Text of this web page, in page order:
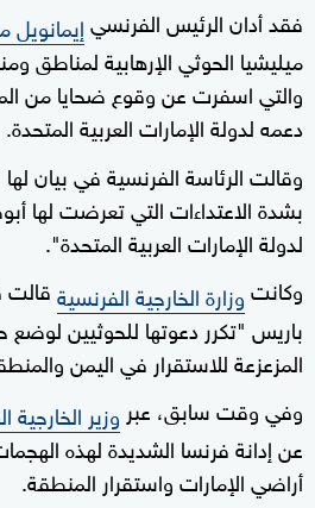
فقد أدان الرئيس الفرنسيإيمانويل
ميليشيا الحوثي الإرهابية لمناطق
والتي اسفرت عن وقوع ضحايا من
دعمه لدولة الإمارات العربية المتحدة.
وقالت الرئاسة الفرنسية في بيان
بشدة الاعتداءات التي تعرضت لها
لدولة الإمارات العربية المتحدة".
وكانتوزارة الخارجية الفرنسية
باريس "تكرر دعوتها للحوثيين لوضع
المزعزعة للاستقرار في اليمن
وفي وقت سابق، عبر وزير الخارجية
عن إدانة فرنسا الشديدة لهذه
أراضي الإمارات واستقرار المنطقة.